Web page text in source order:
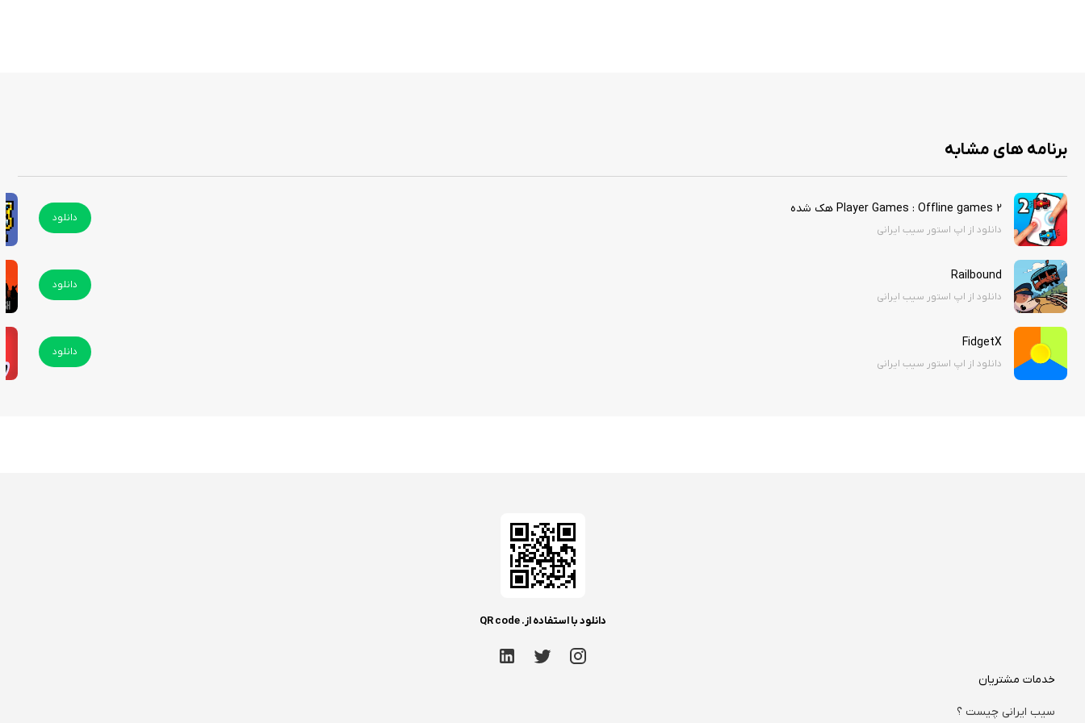
برنامه های مشابه
2 Player Games : Offline games هک شده
دانلود از اپ استور سیب ایرانی
دانلود
Railbound
دانلود از اپ استور سیب ایرانی
دانلود
FidgetX
دانلود از اپ استور سیب ایرانی
دانلود
دانلود با استفاده از. QR code
خدمات مشتریان
سیب ایرانی چیست ؟